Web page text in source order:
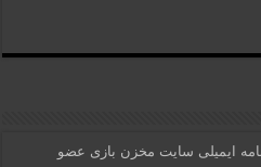
ایمیلی سایت مخزن بازی عضو